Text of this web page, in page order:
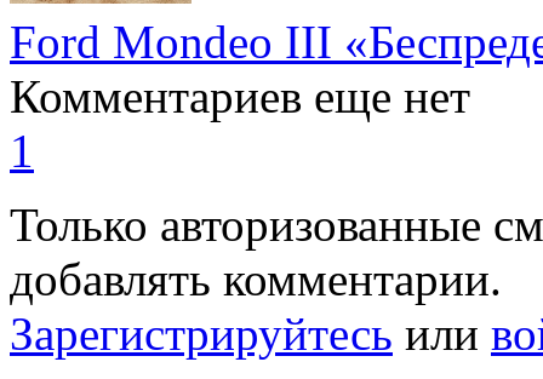
Ford Mondeo III
Комментариев еще нет
1
Только авторизованные
добавлять комментарии.
Зарегистрируйтесь или